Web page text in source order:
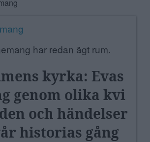
har redan ägt rum.
kyrka: Evas
genom olika kvi
och händelser
historias gång